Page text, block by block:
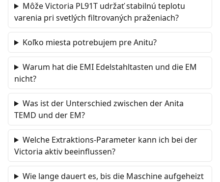
Môže Victoria PL91T udržať stabilnú teplotu
varenia pri svetlých filtrovaných praženiach?
Koľko miesta potrebujem pre Anitu?
Warum hat die EMI Edelstahltasten und die EM
nicht?
Was ist der Unterschied zwischen der Anita
TEMD und der EM?
Welche Extraktions-Parameter kann ich bei der
Victoria aktiv beeinflussen?
Wie lange dauert es, bis die Maschine aufgeheizt